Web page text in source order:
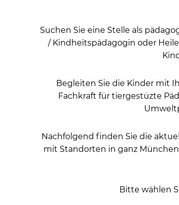
Suchen Sie eine Stelle als
/ Kindheitspädagogin oder
Begleiten Sie die Kinder mit
Fachkraft für tiergestüzte
Nachfolgend finden Sie die
mit Standorten in ganz
Bitte wählen